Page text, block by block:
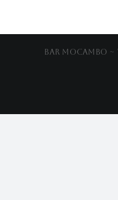
Bar Mocambo ~